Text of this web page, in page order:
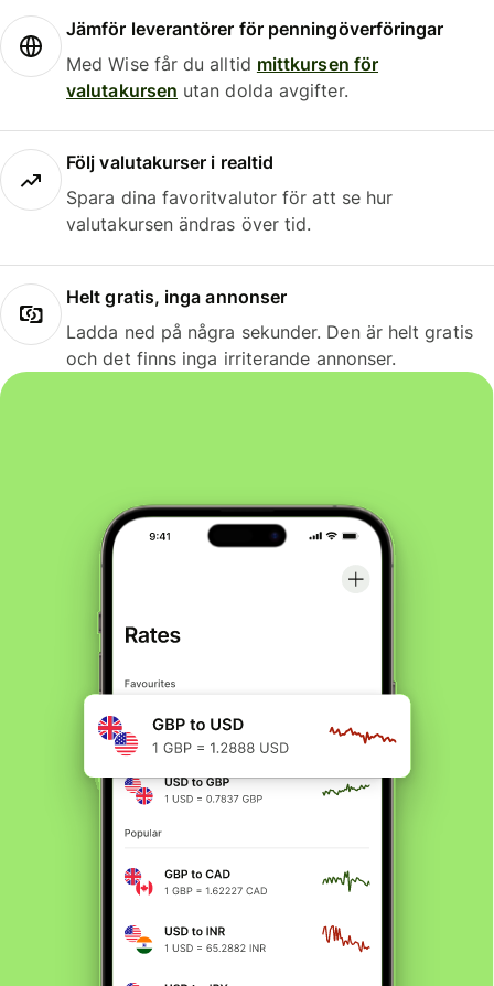
Jämför leverantörer för penningöverföringar
Med Wise får du alltid mittkursen för
valutakursen utan dolda avgifter.
Följ valutakurser i realtid
Spara dina favoritvalutor för att se hur
valutakursen ändras över tid.
Helt gratis, inga annonser
Ladda ned på några sekunder. Den är helt gratis
och det finns inga irriterande annonser.